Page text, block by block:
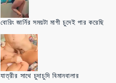
বোরিং জার্নির সময়টা মাগী চুদেই পার করেছি
যাত্রীর সাথে চুদাচুদি বিমানবালার